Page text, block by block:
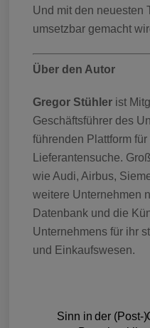
Und mit den neuesten
umsetzbar gemacht
Über den Autor
Gregor Stühler ist
Geschäftsführer des
führenden Plattform
Lieferantensuche.
wie Audi, Airbus,
weitere Unternehmen
Datenbank und die
Unternehmens für ihr
und Einkaufswesen.
Sinn in der (Post-